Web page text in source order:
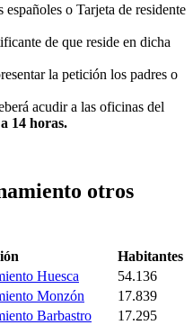
españoles o Tarjeta de residente
de que reside en dicha
la petición los padres o
acudir a las oficinas del
14 horas.
otros
Habitantes
Huesca
54.136
Monzón
17.839
Barbastro
17.295